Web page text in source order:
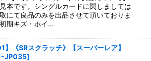
本です。シングルカードに関しましては
にて良品のみを出品させて頂いておりま
期キズ・ホイ…
】《SRスクラッチ》【スーパーレア】
JP035]